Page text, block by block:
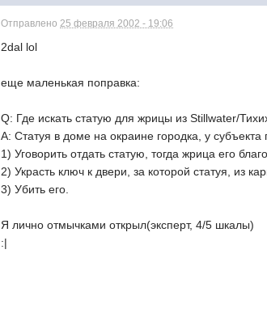
Отправлено 25 февраля 2002 - 19:06
2dal lol
еще маленькая поправка:
Q: Где искать статую для жрицы из Stillwater/
A: Статуя в доме на окраине городка, у
1) Уговорить отдать статую, тогда жрица его
2) Украсть ключ к двери, за которой статуя, из
3) Убить его.
Я лично отмычками открыл(эксперт, 4/5 шкалы)
:|